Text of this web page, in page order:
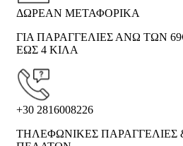
ΔΩΡΕΑΝ ΜΕΤΑΦΟΡΙΚΑ
ΓΙΑ ΠΑΡΑΓΓΕΛΙΕΣ ΑΝΩ ΤΩΝ
ΕΩΣ 4 ΚΙΛΑ
+30 2816008226
ΤΗΛΕΦΩΝΙΚΕΣ ΠΑΡΑΓΓΕΛΙΕΣ